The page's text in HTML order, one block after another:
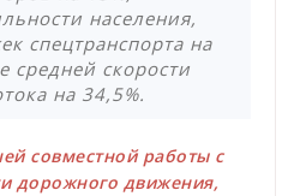
населения,
спецтранспорта на
скорости
на 34,5%.
совместной работы с
дорожного движения,